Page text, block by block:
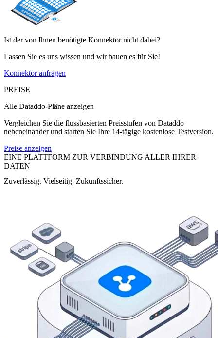
Ist der von Ihnen benötigte Konnektor nicht dabei?
Lassen Sie es uns wissen und wir bauen es für Sie!
Konnektor anfragen
PREISE
Alle Dataddo-Pläne anzeigen
Vergleichen Sie die flussbasierten Preisstufen von Dataddo
nebeneinander und starten Sie Ihre 14-tägige kostenlose Testversion.
Preise anzeigen
EINE PLATTFORM ZUR VERBINDUNG ALLER IHRER
DATEN
Zuverlässig. Vielseitig. Zukunftssicher.